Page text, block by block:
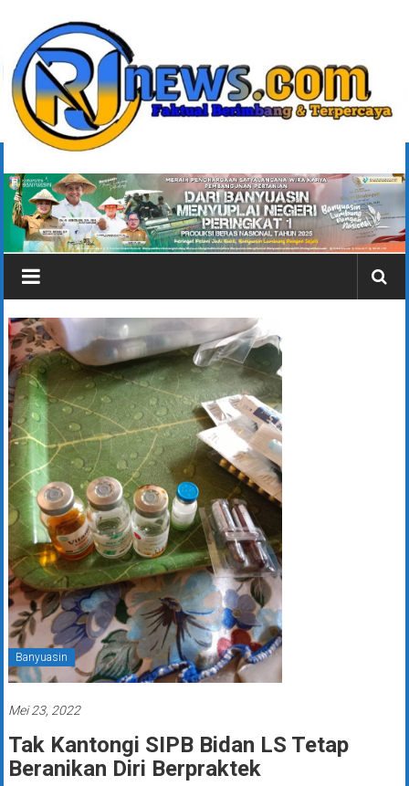
konten
rjonlinenews.com
Faktual
Berimbang
dan
Terpercaya
Banyuasin
Mei 23, 2022
Tak Kantongi SIPB Bidan LS Tetap
Beranikan Diri Berpraktek